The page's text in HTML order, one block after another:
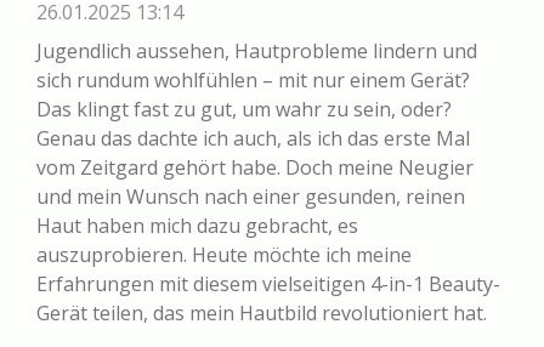
26.01.2025 13:14
Jugendlich aussehen, Hautprobleme lindern und
sich rundum wohlfühlen – mit nur einem Gerät?
Das klingt fast zu gut, um wahr zu sein, oder?
Genau das dachte ich auch, als ich das erste Mal
vom Zeitgard gehört habe. Doch meine Neugier
und mein Wunsch nach einer gesunden, reinen
Haut haben mich dazu gebracht, es
auszuprobieren. Heute möchte ich meine
Erfahrungen mit diesem vielseitigen 4-in-1 Beauty-
Gerät teilen, das mein Hautbild revolutioniert hat.